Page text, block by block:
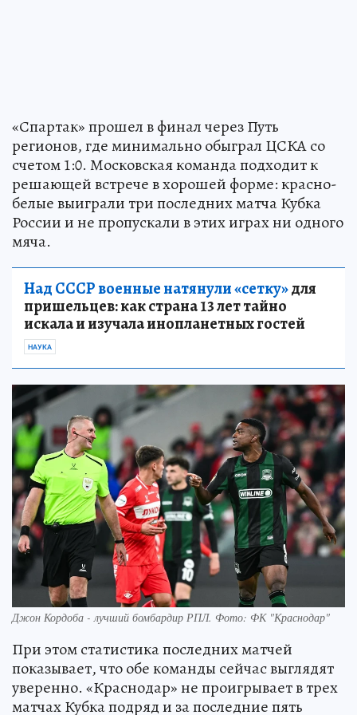
«Спартак» прошел в финал через Путь
регионов, где минимально обыграл ЦСКА со
счетом 1:0. Московская команда подходит к
решающей встрече в хорошей форме: красно-
белые выиграли три последних матча Кубка
России и не пропускали в этих играх ни одного
мяча.
Над СССР военные натянули «сетку»для
пришельцев: как страна 13 лет тайно
искала и изучала инопланетных гостей
НАУКА
Джон Кордоба - лучший бомбардир РПЛ. Фото: ФК "Краснодар"
При этом статистика последних матчей
показывает, что обе команды сейчас выглядят
уверенно. «Краснодар» не проигрывает в трех
матчах Кубка подряд и за последние пять